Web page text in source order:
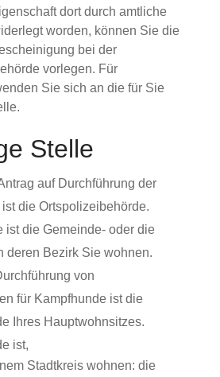
dort durch amtliche
worden, können Sie die
bei der
vorlegen. Für
Sie sich an die für Sie
Stelle
auf Durchführung der
die Ortspolizeibehörde.
ist die Gemeinde- oder die
deren Bezirk Sie wohnen.
von
für Kampfhunde ist die
Ihres Hauptwohnsitzes.
ist,
Stadtkreis wohnen: die